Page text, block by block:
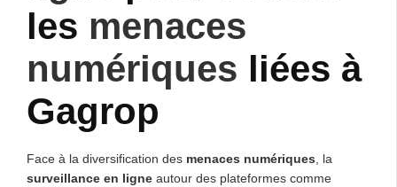
les menaces
numériques liées à
Gagrop
Face à la diversification des menaces numériques , la
surveillance en ligne autour des plateformes comme